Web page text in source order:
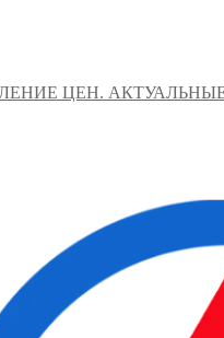
ЦЕН.